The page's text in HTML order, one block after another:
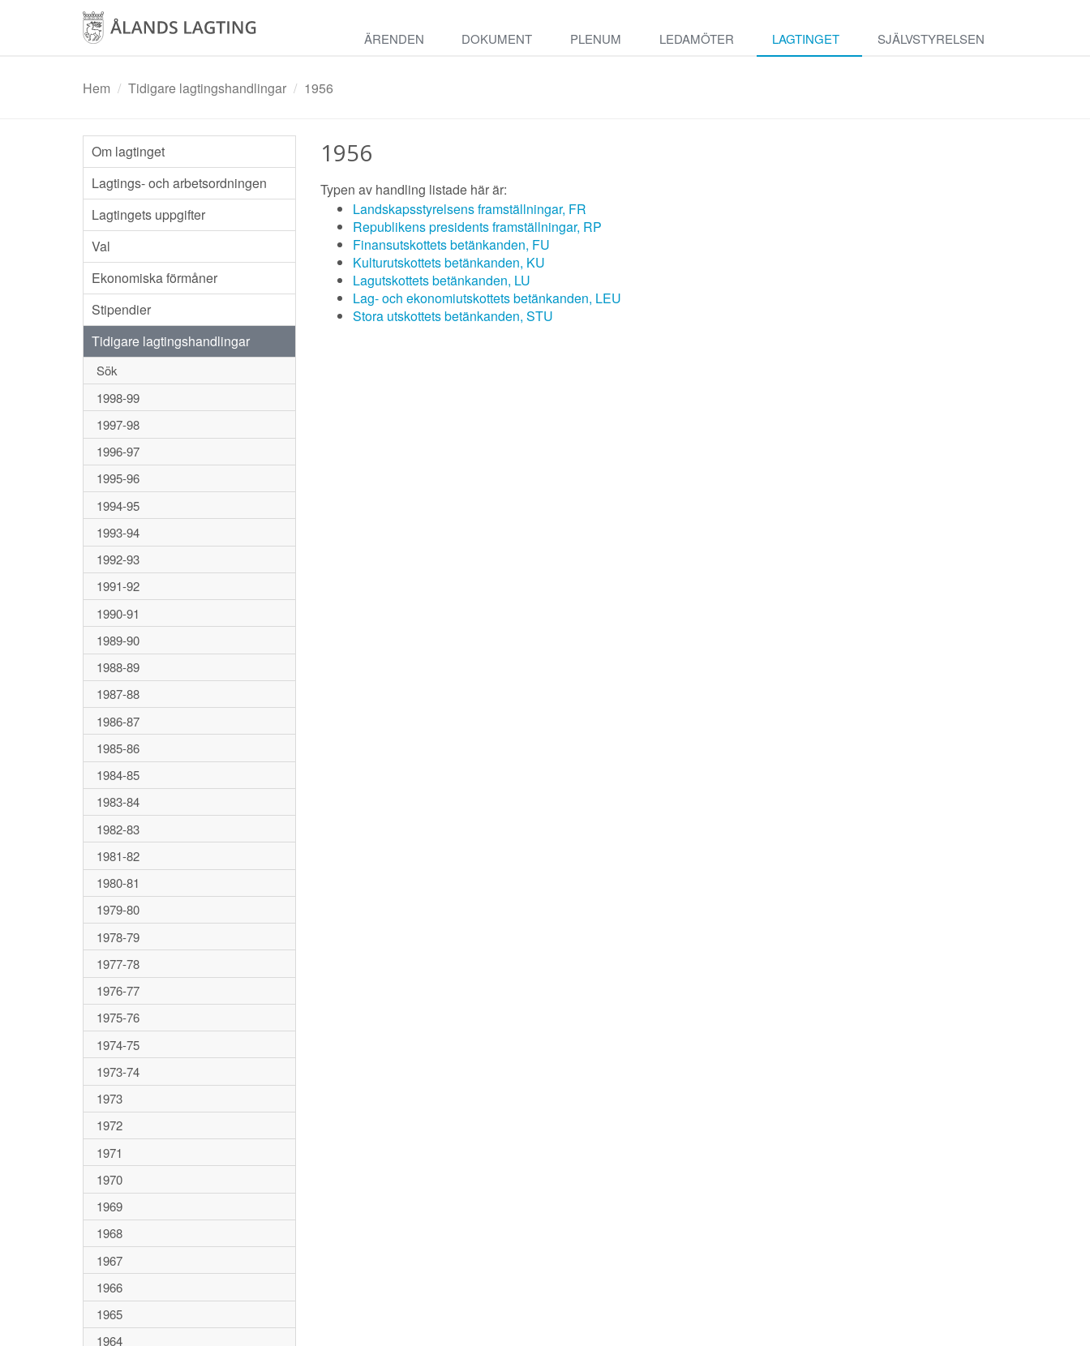
ÄRENDEN DOKUMENT PLENUM LEDAMÖTER LAGTINGET SJÄLVSTYRELSEN
Hem Tidigare lagtingshandlingar 1956
Om lagtinget
Lagtings- och arbetsordningen
Lagtingets uppgifter
Val
Ekonomiska förmåner
Stipendier
Tidigare lagtingshandlingar
Sök
1998-99
1997-98
1996-97
1995-96
1994-95
1993-94
1992-93
1991-92
1990-91
1989-90
1988-89
1987-88
1986-87
1985-86
1984-85
1983-84
1982-83
1981-82
1980-81
1979-80
1978-79
1977-78
1976-77
1975-76
1974-75
1973-74
1973
1972
1971
1970
1969
1968
1967
1966
1965
1964
1956
Typen av handling listade här är:
Landskapsstyrelsens framställningar, FR
Republikens presidents framställningar, RP
Finansutskottets betänkanden, FU
Kulturutskottets betänkanden, KU
Lagutskottets betänkanden, LU
Lag- och ekonomiutskottets betänkanden, LEU
Stora utskottets betänkanden, STU